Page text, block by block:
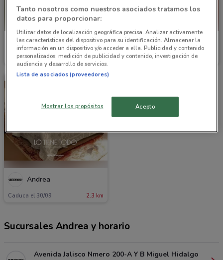
Andrea
Caduca el 31/12 2.3 km
Andrea
Caduca el 31/12
Andrea
Caduca el 30/09 2.3 km
Sucursales Andrea y horario
Avenida Jalisco Nmero 200-A Y B Miguel Hidalgo
Tanto nosotros como nuestros asociados tratamos los
datos para proporcionar:
Utilizar datos de localización geográfica precisa. Analizar activamente
las características del dispositivo para su identificación. Almacenar la
información en un dispositivo y/o acceder a ella. Publicidad y contenido
personalizados, medición de publicidad y contenido, investigación de
audiencia y desarrollo de servicios.
Lista de asociados (proveedores)
Mostrar los propósitos Acepto